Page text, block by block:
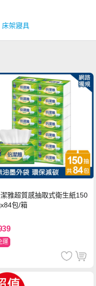
床架寢具
雅超質感抽取式衛生紙150
包/箱
運